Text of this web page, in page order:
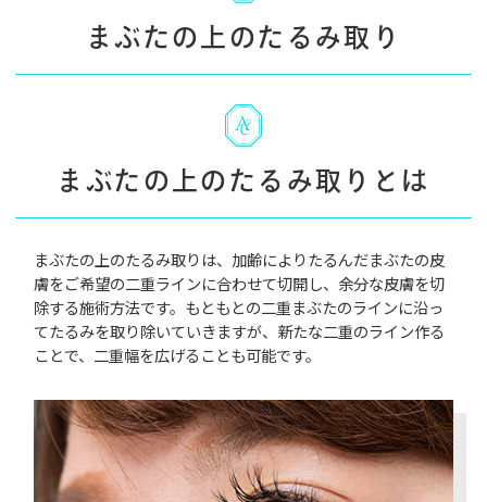
まぶたの上のたるみ取り
まぶたの上のたるみ取りとは
まぶたの上のたるみ取りは、加齢によりたるんだまぶたの皮
膚をご希望の二重ラインに合わせて切開し、余分な皮膚を切
除する施術方法です。もともとの二重まぶたのラインに沿っ
てたるみを取り除いていきますが、新たな二重のライン作る
ことで、二重幅を広げることも可能です。